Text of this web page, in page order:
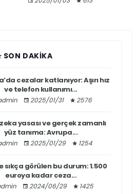
SON DAKIKA
cezalar katlanıyor: Aşırı hız
ve telefon kullanımı...
2025/01/31 2576
yasası ve gerçek zamanlı
yüz tanıma: Avrupa...
2025/01/29 1254
sıkça görülen bu durum: 1.500
euroya kadar ceza...
2024/06/29 1425